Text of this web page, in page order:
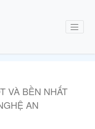
VÀ BỀN NHẤT
AN